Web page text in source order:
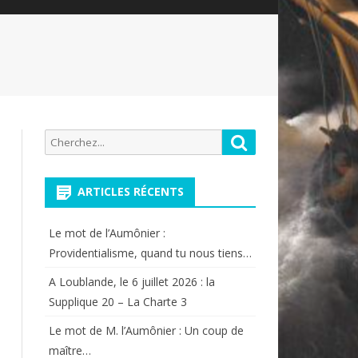
Recherche
pour:
Rechercher
ARTICLES RÉCENTS
Le mot de l’Aumônier :
Providentialisme, quand tu nous tiens…
A Loublande, le 6 juillet 2026 : la
Supplique 20 – La Charte 3
Le mot de M. l’Aumônier : Un coup de
maître…